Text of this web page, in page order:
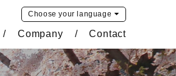
Choose your language
Company Contact